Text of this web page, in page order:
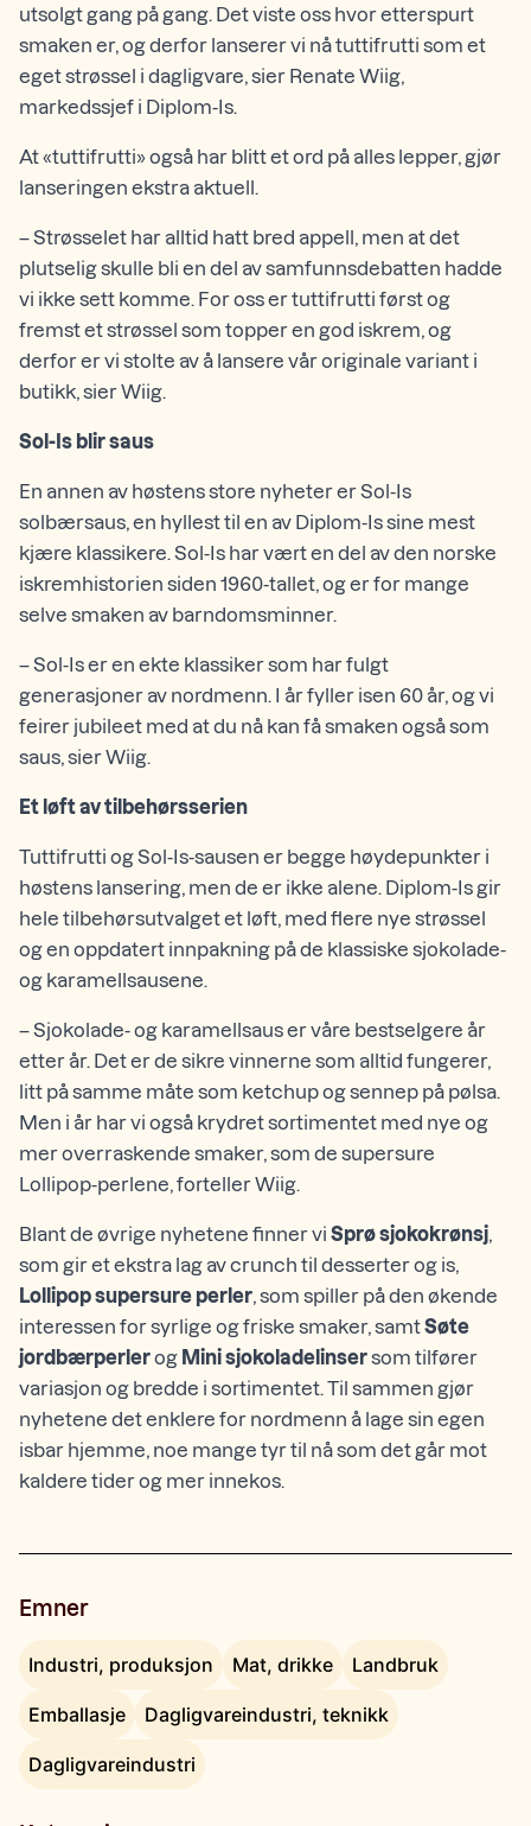
utsolgt gang på gang. Det viste oss hvor etterspurt
smaken er, og derfor lanserer vi nå tuttifrutti som et
eget strøssel i dagligvare, sier Renate Wiig,
markedssjef i Diplom-Is.
At «tuttifrutti» også har blitt et ord på alles lepper, gjør
lanseringen ekstra aktuell.
– Strøsselet har alltid hatt bred appell, men at det
plutselig skulle bli en del av samfunnsdebatten hadde
vi ikke sett komme. For oss er tuttifrutti først og
fremst et strøssel som topper en god iskrem, og
derfor er vi stolte av å lansere vår originale variant i
butikk, sier Wiig.
Sol-Is blir saus
En annen av høstens store nyheter er Sol-Is
solbærsaus, en hyllest til en av Diplom-Is sine mest
kjære klassikere. Sol-Is har vært en del av den norske
iskremhistorien siden 1960-tallet, og er for mange
selve smaken av barndomsminner.
– Sol-Is er en ekte klassiker som har fulgt
generasjoner av nordmenn. I år fyller isen 60 år, og vi
feirer jubileet med at du nå kan få smaken også som
saus, sier Wiig.
Et løft av tilbehørsserien
Tuttifrutti og Sol-Is-sausen er begge høydepunkter i
høstens lansering, men de er ikke alene. Diplom-Is gir
hele tilbehørsutvalget et løft, med flere nye strøssel
og en oppdatert innpakning på de klassiske sjokolade-
og karamellsausene.
– Sjokolade- og karamellsaus er våre bestselgere år
etter år. Det er de sikre vinnerne som alltid fungerer,
litt på samme måte som ketchup og sennep på pølsa.
Men i år har vi også krydret sortimentet med nye og
mer overraskende smaker, som de supersure
Lollipop-perlene, forteller Wiig.
Blant de øvrige nyhetene finner vi Sprø sjokokrønsj,
som gir et ekstra lag av crunch til desserter og is,
Lollipop supersure perler, som spiller på den økende
interessen for syrlige og friske smaker, samtSøte
jordbærperlerog Mini sjokoladelinsersom tilfører
variasjon og bredde i sortimentet. Til sammen gjør
nyhetene det enklere for nordmenn å lage sin egen
isbar hjemme, noe mange tyr til nå som det går mot
kaldere tider og mer innekos.
Emner
Industri, produksjon Mat, drikke Landbruk
Emballasje Dagligvareindustri, teknikk
Dagligvareindustri